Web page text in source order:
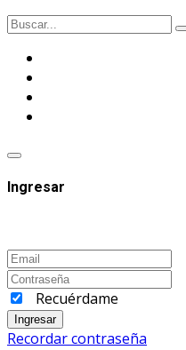
Ingresar
Recuérdame
Ingresar
Recordar contraseña